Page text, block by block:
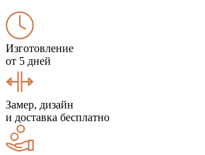
Изготовление
от 5 дней
Замер, дизайн
и доставка бесплатно